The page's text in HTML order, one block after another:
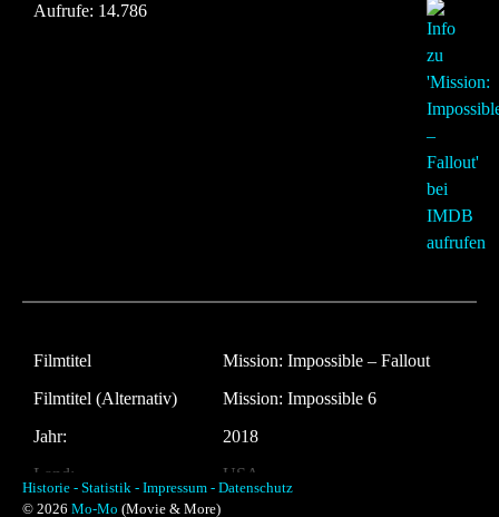
Aufrufe: 14.786
Filmtitel
Mission: Impossible – Fallout
Filmtitel (Alternativ)
Mission: Impossible 6
Jahr:
2018
Land:
USA
Laufzeit:
Historie - Statistik - Impressum - Datenschutz
© 2026 Mo-Mo (Movie & More)